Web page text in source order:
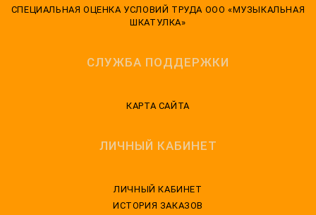
CПЕЦИАЛЬНАЯ ОЦЕНКА УСЛОВИЙ ТРУДА ООО «МУЗЫКАЛЬНАЯ
ШКАТУЛКА»
СЛУЖБА ПОДДЕРЖКИ
КАРТА САЙТА
ЛИЧНЫЙ КАБИНЕТ
ЛИЧНЫЙ КАБИНЕТ
ИСТОРИЯ ЗАКАЗОВ